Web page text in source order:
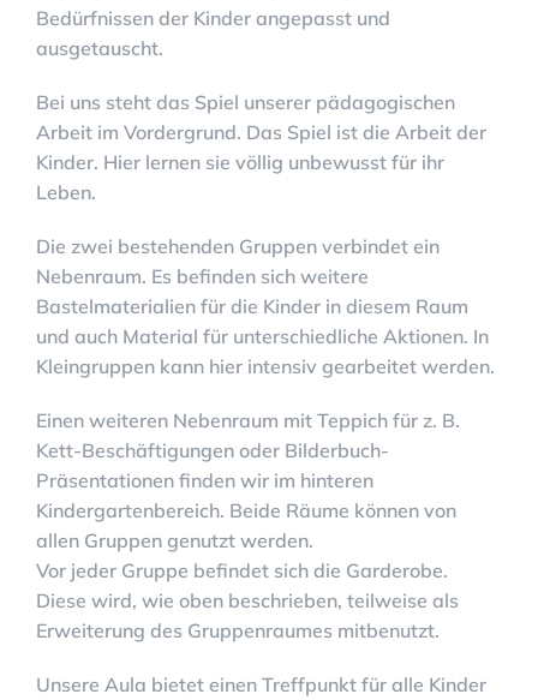
Bedürfnissen der Kinder angepasst und
ausgetauscht.
Bei uns steht das Spiel unserer pädagogischen
Arbeit im Vordergrund. Das Spiel ist die Arbeit der
Kinder. Hier lernen sie völlig unbewusst für ihr
Leben.
Die zwei bestehenden Gruppen verbindet ein
Nebenraum. Es befinden sich weitere
Bastelmaterialien für die Kinder in diesem Raum
und auch Material für unterschiedliche Aktionen. In
Kleingruppen kann hier intensiv gearbeitet werden.
Einen weiteren Nebenraum mit Teppich für z. B.
Kett-Beschäftigungen oder Bilderbuch-
Präsentationen finden wir im hinteren
Kindergartenbereich. Beide Räume können von
allen Gruppen genutzt werden.
Vor jeder Gruppe befindet sich die Garderobe.
Diese wird, wie oben beschrieben, teilweise als
Erweiterung des Gruppenraumes mitbenutzt.
Unsere Aula bietet einen Treffpunkt für alle Kinder